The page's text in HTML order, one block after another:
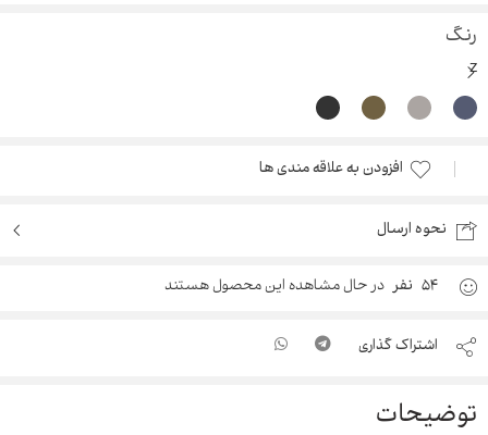
رنگ
افزودن به علاقه مندی ها
نحوه ارسال
54 نفر در حال مشاهده این محصول هستند
اشتراک گذاری
توضیحات